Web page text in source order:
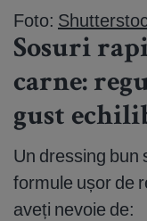
Foto:
Sosuri
carne:
gust
Un dressing bun
formule ușor de
aveți nevoie de: